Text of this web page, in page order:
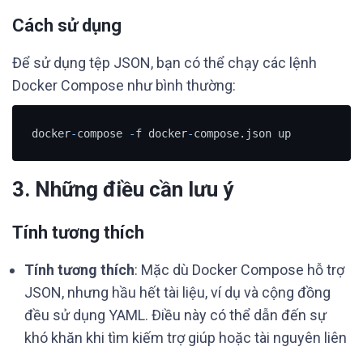
Cách sử dụng
Để sử dụng tệp JSON, bạn có thể chạy các lệnh
Docker Compose như bình thường:
docker-compose -f docker-compose.json up
3. Những điều cần lưu ý
Tính tương thích
Tính tương thích: Mặc dù Docker Compose hỗ trợ
JSON, nhưng hầu hết tài liệu, ví dụ và cộng đồng
đều sử dụng YAML. Điều này có thể dẫn đến sự
khó khăn khi tìm kiếm trợ giúp hoặc tài nguyên liên